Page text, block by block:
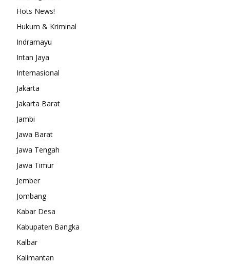
Hots News!
Hukum & Kriminal
Indramayu
Intan Jaya
Internasional
Jakarta
Jakarta Barat
Jambi
Jawa Barat
Jawa Tengah
Jawa Timur
Jember
Jombang
Kabar Desa
Kabupaten Bangka
Kalbar
Kalimantan